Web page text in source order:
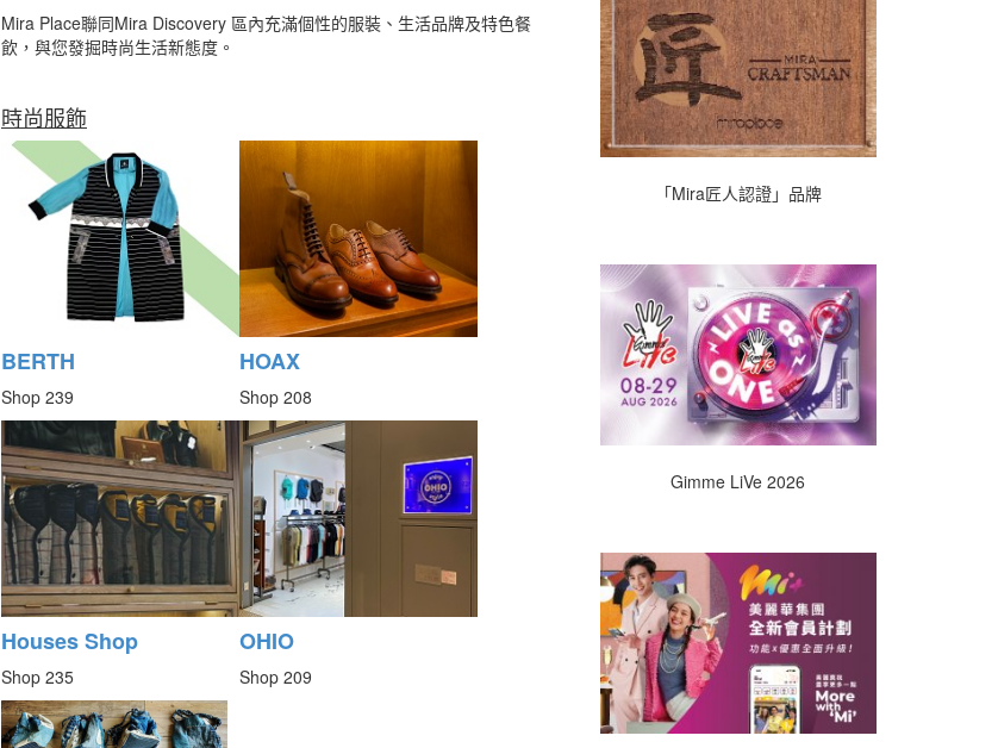
Mira Place聯同Mira Discovery 區內充滿個性的服裝、生活品牌及特色餐
飲，與您發掘時尚生活新態度。
時尚服飾
BERTH
Shop 239
HOAX
Shop 208
Houses Shop
Shop 235
OHIO
Shop 209
「Mira匠人認證」品牌
Gimme LiVe 2026